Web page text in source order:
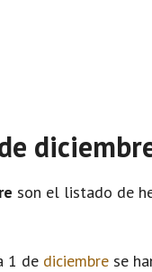
son el listado de
1 de diciembre se